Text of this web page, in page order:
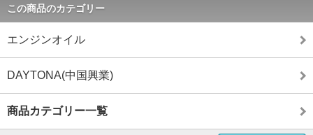
この商品のカテゴリー
エンジンオイル
DAYTONA(中国興業)
商品カテゴリー一覧